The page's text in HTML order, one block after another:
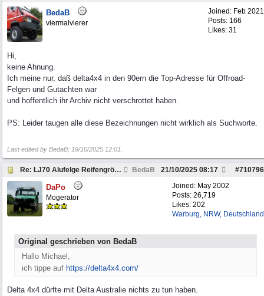
Joined: Feb 2021
Posts: 166
Likes: 31
BedaB
viermalvierer
Hi,
keine Ahnung.
Ich meine nur, daß delta4x4 in den 90ern die Top-Adresse für Offroad-
Felgen und Gutachten war
und hoffentlich ihr Archiv nicht verschrottet haben.
PS: Leider taugen alle diese Bezeichnungen nicht wirklich als Suchworte.
Last edited by BedaB; 19/10/2025 12:01
Re: LJ70 Alufelge Reifengröße Freigabe BedaB #710796
21/10/2025 08:17
Joined: May 2002
Posts: 26,719
Likes: 202
Warburg, NRW, Deutschland
DaPo
Mogerator
Original geschrieben von BedaB
Hallo Michael,
ich tippe auf https://delta4x4.com/
Delta 4x4 dürfte mit Delta Australie nichts zu tun haben.